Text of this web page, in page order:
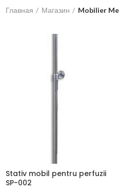
Главная Магазин Mobilier
Stativ mobil pentru perfuzii
SP-002